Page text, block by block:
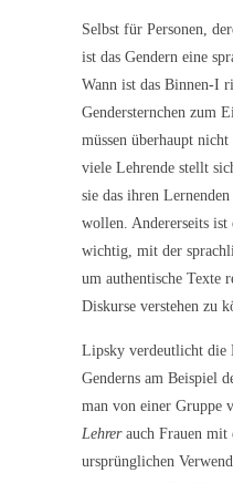
Selbst für Personen,
ist das Gendern eine
Wann ist das Binnen-I
Gendersternchen zum
müssen überhaupt
viele Lehrende stellt
sie das ihren
wollen. Andererseits ist
wichtig, mit der
um authentische Texte
Diskurse verstehen zu
Lipsky verdeutlicht die
Genderns am Beispiel
man von einer Gruppe
Lehrerauch Frauen mit
ursprünglichen